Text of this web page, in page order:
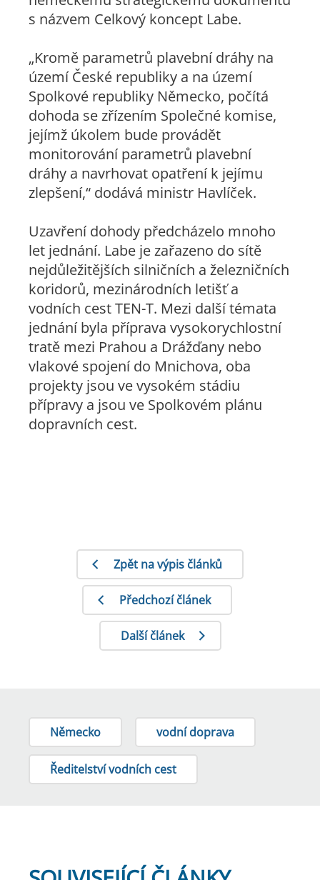
s názvem Celkový koncept Labe.
„Kromě parametrů plavební dráhy na
území České republiky a na území
Spolkové republiky Německo, počítá
dohoda se zřízením Společné komise,
jejímž úkolem bude provádět
monitorování parametrů plavební
dráhy a navrhovat opatření k jejímu
zlepšení,“ dodává ministr Havlíček.
Uzavření dohody předcházelo mnoho
let jednání. Labe je zařazeno do sítě
nejdůležitějších silničních a železničních
koridorů, mezinárodních letišť a
vodních cest TEN-T. Mezi další témata
jednání byla příprava vysokorychlostní
tratě mezi Prahou a Drážďany nebo
vlakové spojení do Mnichova, oba
projekty jsou ve vysokém stádiu
přípravy a jsou ve Spolkovém plánu
dopravních cest.
Zpět na výpis článků
Předchozí článek
Další článek
Německo vodní doprava
Ředitelství vodních cest